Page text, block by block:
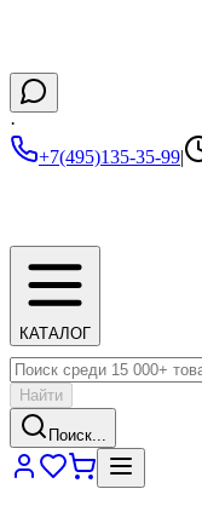
·
+7(495)135-35-99|
КАТАЛОГ
Найти
Поиск...